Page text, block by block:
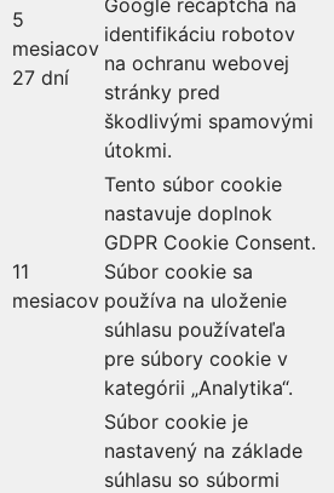
5
mesiacov
27 dní
identifikáciu robotov
na ochranu webovej
stránky pred
škodlivými spamovými
útokmi.
11
mesiacov
Tento súbor cookie
nastavuje doplnok
GDPR Cookie Consent.
Súbor cookie sa
používa na uloženie
súhlasu používateľa
pre súbory cookie v
kategórii „Analytika“.
Súbor cookie je
nastavený na základe
súhlasu so súbormi